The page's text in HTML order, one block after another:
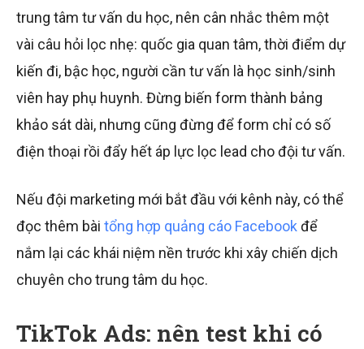
trung tâm tư vấn du học, nên cân nhắc thêm một
vài câu hỏi lọc nhẹ: quốc gia quan tâm, thời điểm dự
kiến đi, bậc học, người cần tư vấn là học sinh/sinh
viên hay phụ huynh. Đừng biến form thành bảng
khảo sát dài, nhưng cũng đừng để form chỉ có số
điện thoại rồi đẩy hết áp lực lọc lead cho đội tư vấn.
Nếu đội marketing mới bắt đầu với kênh này, có thể
đọc thêm bài tổng hợp quảng cáo Facebook để
nắm lại các khái niệm nền trước khi xây chiến dịch
chuyên cho trung tâm du học.
TikTok Ads: nên test khi có